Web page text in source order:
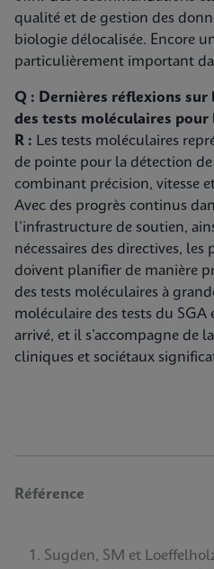
qualité et de gestion des
biologie délocalisée. Encore
particulièrement important
Q : Dernières réflexions
des tests moléculaires pour
R : Les tests moléculaires
de pointe pour la détection
combinant précision, vitesse
Avec des progrès continus
l’infrastructure de soutien,
nécessaires des directives, les
doivent planifier de manière
des tests moléculaires à
moléculaire des tests du SGA
arrivé, et il s’accompagne de
cliniques et sociétaux
Référence
Sugden, SM et